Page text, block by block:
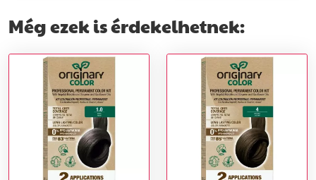
Még ezek is érdekelhetnek: